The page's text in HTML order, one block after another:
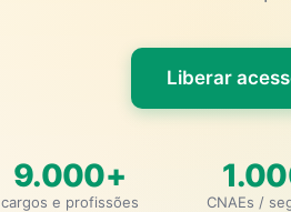
Liberar
9.000+
cargos e profissões CNAEs /